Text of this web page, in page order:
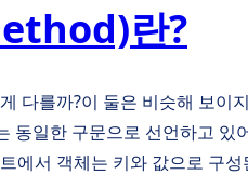
란?
다를까?이 둘은 비슷해 보이
동일한 구문으로 선언하고 있
에서 객체는 키와 값으로 구